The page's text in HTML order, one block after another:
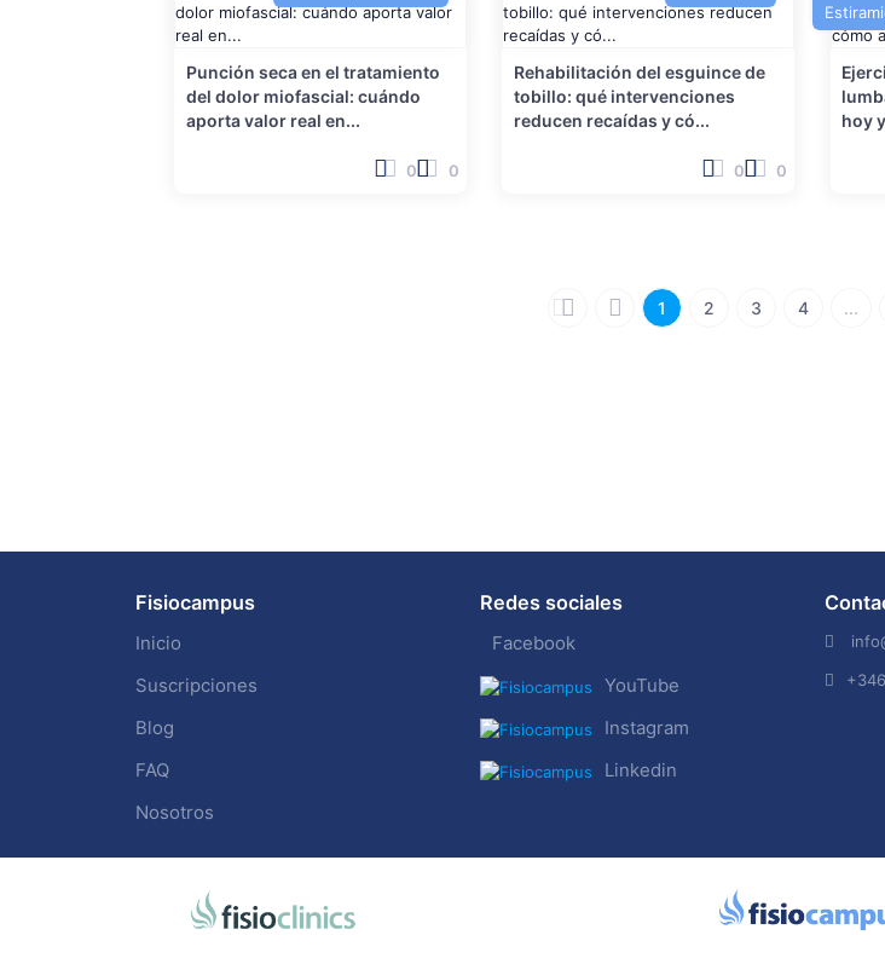
Punción seca en el tratamiento
del dolor miofascial: cuándo
aporta valor real en...
0 0
Rehabilitación del esguince de
tobillo: qué intervenciones
reducen recaídas y có...
0 0
hoy
1 2 3 4 ...
Fisiocampus
Inicio
Suscripciones
Blog
FAQ
Nosotros
Redes sociales
Facebook
YouTube
Instagram
Linkedin